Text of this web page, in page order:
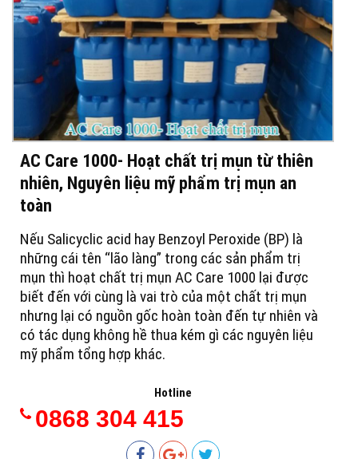
AC Care 1000- Hoạt chất trị mụn từ thiên
nhiên, Nguyên liệu mỹ phẩm trị mụn an
toàn
Nếu Salicyclic acid hay Benzoyl Peroxide (BP) là
những cái tên “lão làng” trong các sản phẩm trị
mụn thì hoạt chất trị mụn AC Care 1000 lại được
biết đến với cùng là vai trò của một chất trị mụn
nhưng lại có nguồn gốc hoàn toàn đến tự nhiên và
có tác dụng không hề thua kém gì các nguyên liệu
mỹ phẩm tổng hợp khác.
Hotline
0868 304 415